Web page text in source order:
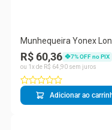
Munhequeira Yonex
Bege e Rosa
R$ 60,36 7% OFF no PIX
ou 1 x de R$ 64,90 sem juros
Adicionar ao